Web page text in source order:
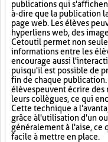
publications qui
à-dire que la publication
page web. Les élèves
hyperliens web, des
Cet outil permet non
informations entre les
encourage aussi
puisqu'il est possible de
fin de chaque
élèves peuvent écrire
leurs collègues, ce qui
Cette technique a
grâce à l'utilisation d'un
généralement à l'aise, ce
facile à mettre en place.